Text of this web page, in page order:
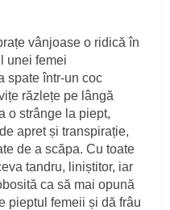
vânjoase o ridică în
unei femei
spate într‑un coc
răzlețe pe lângă
o strânge la piept,
apret și transpirație,
de a scăpa. Cu toate
tandru, liniștitor, iar
ca să mai opună
pieptul femeii și dă frâu